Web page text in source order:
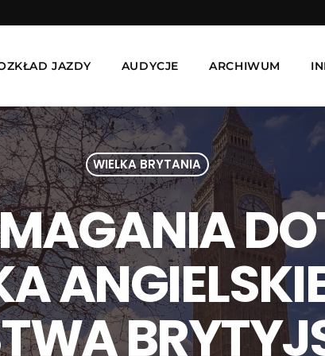
JAZDY AUDYCJE ARCHIWUM
WIELKA BRYTANIA